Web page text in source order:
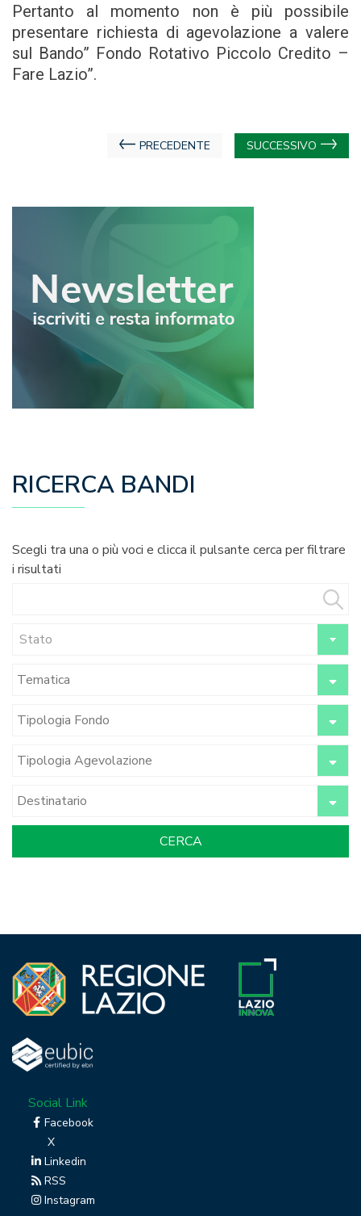
Pertanto al momento non è più possibile
presentare richiesta di agevolazione a valere
sul Bando” Fondo Rotativo Piccolo Credito –
Fare Lazio”.
Navigazione
PRECEDENTE SUCCESSIVO
RICERCA BANDI
Scegli tra una o più voci e clicca il pulsante cerca per filtrare
i risultati
Stato
Social Link
Facebook
X
Linkedin
RSS
Instagram